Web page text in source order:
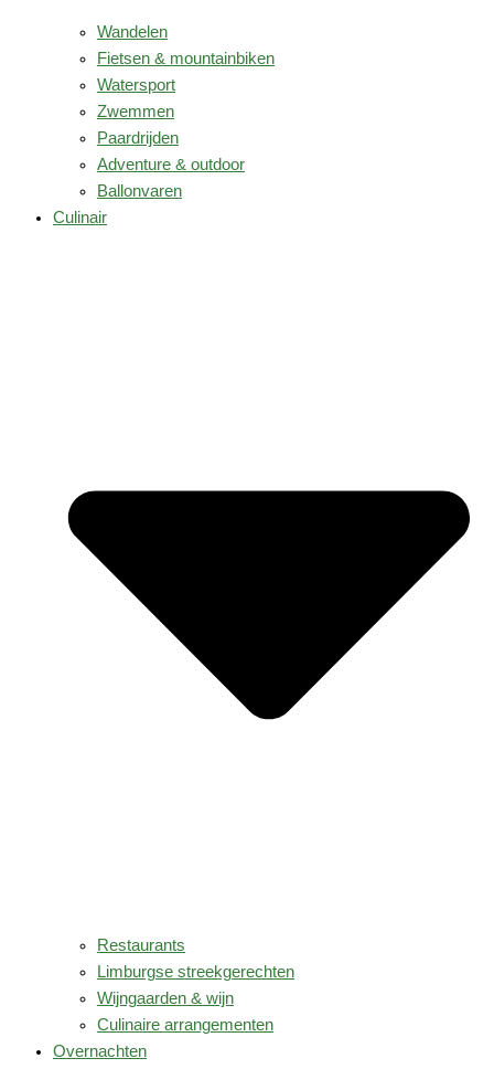
Wandelen
Fietsen & mountainbiken
Watersport
Zwemmen
Paardrijden
Adventure & outdoor
Ballonvaren
Culinair
Restaurants
Limburgse streekgerechten
Wijngaarden & wijn
Culinaire arrangementen
Overnachten